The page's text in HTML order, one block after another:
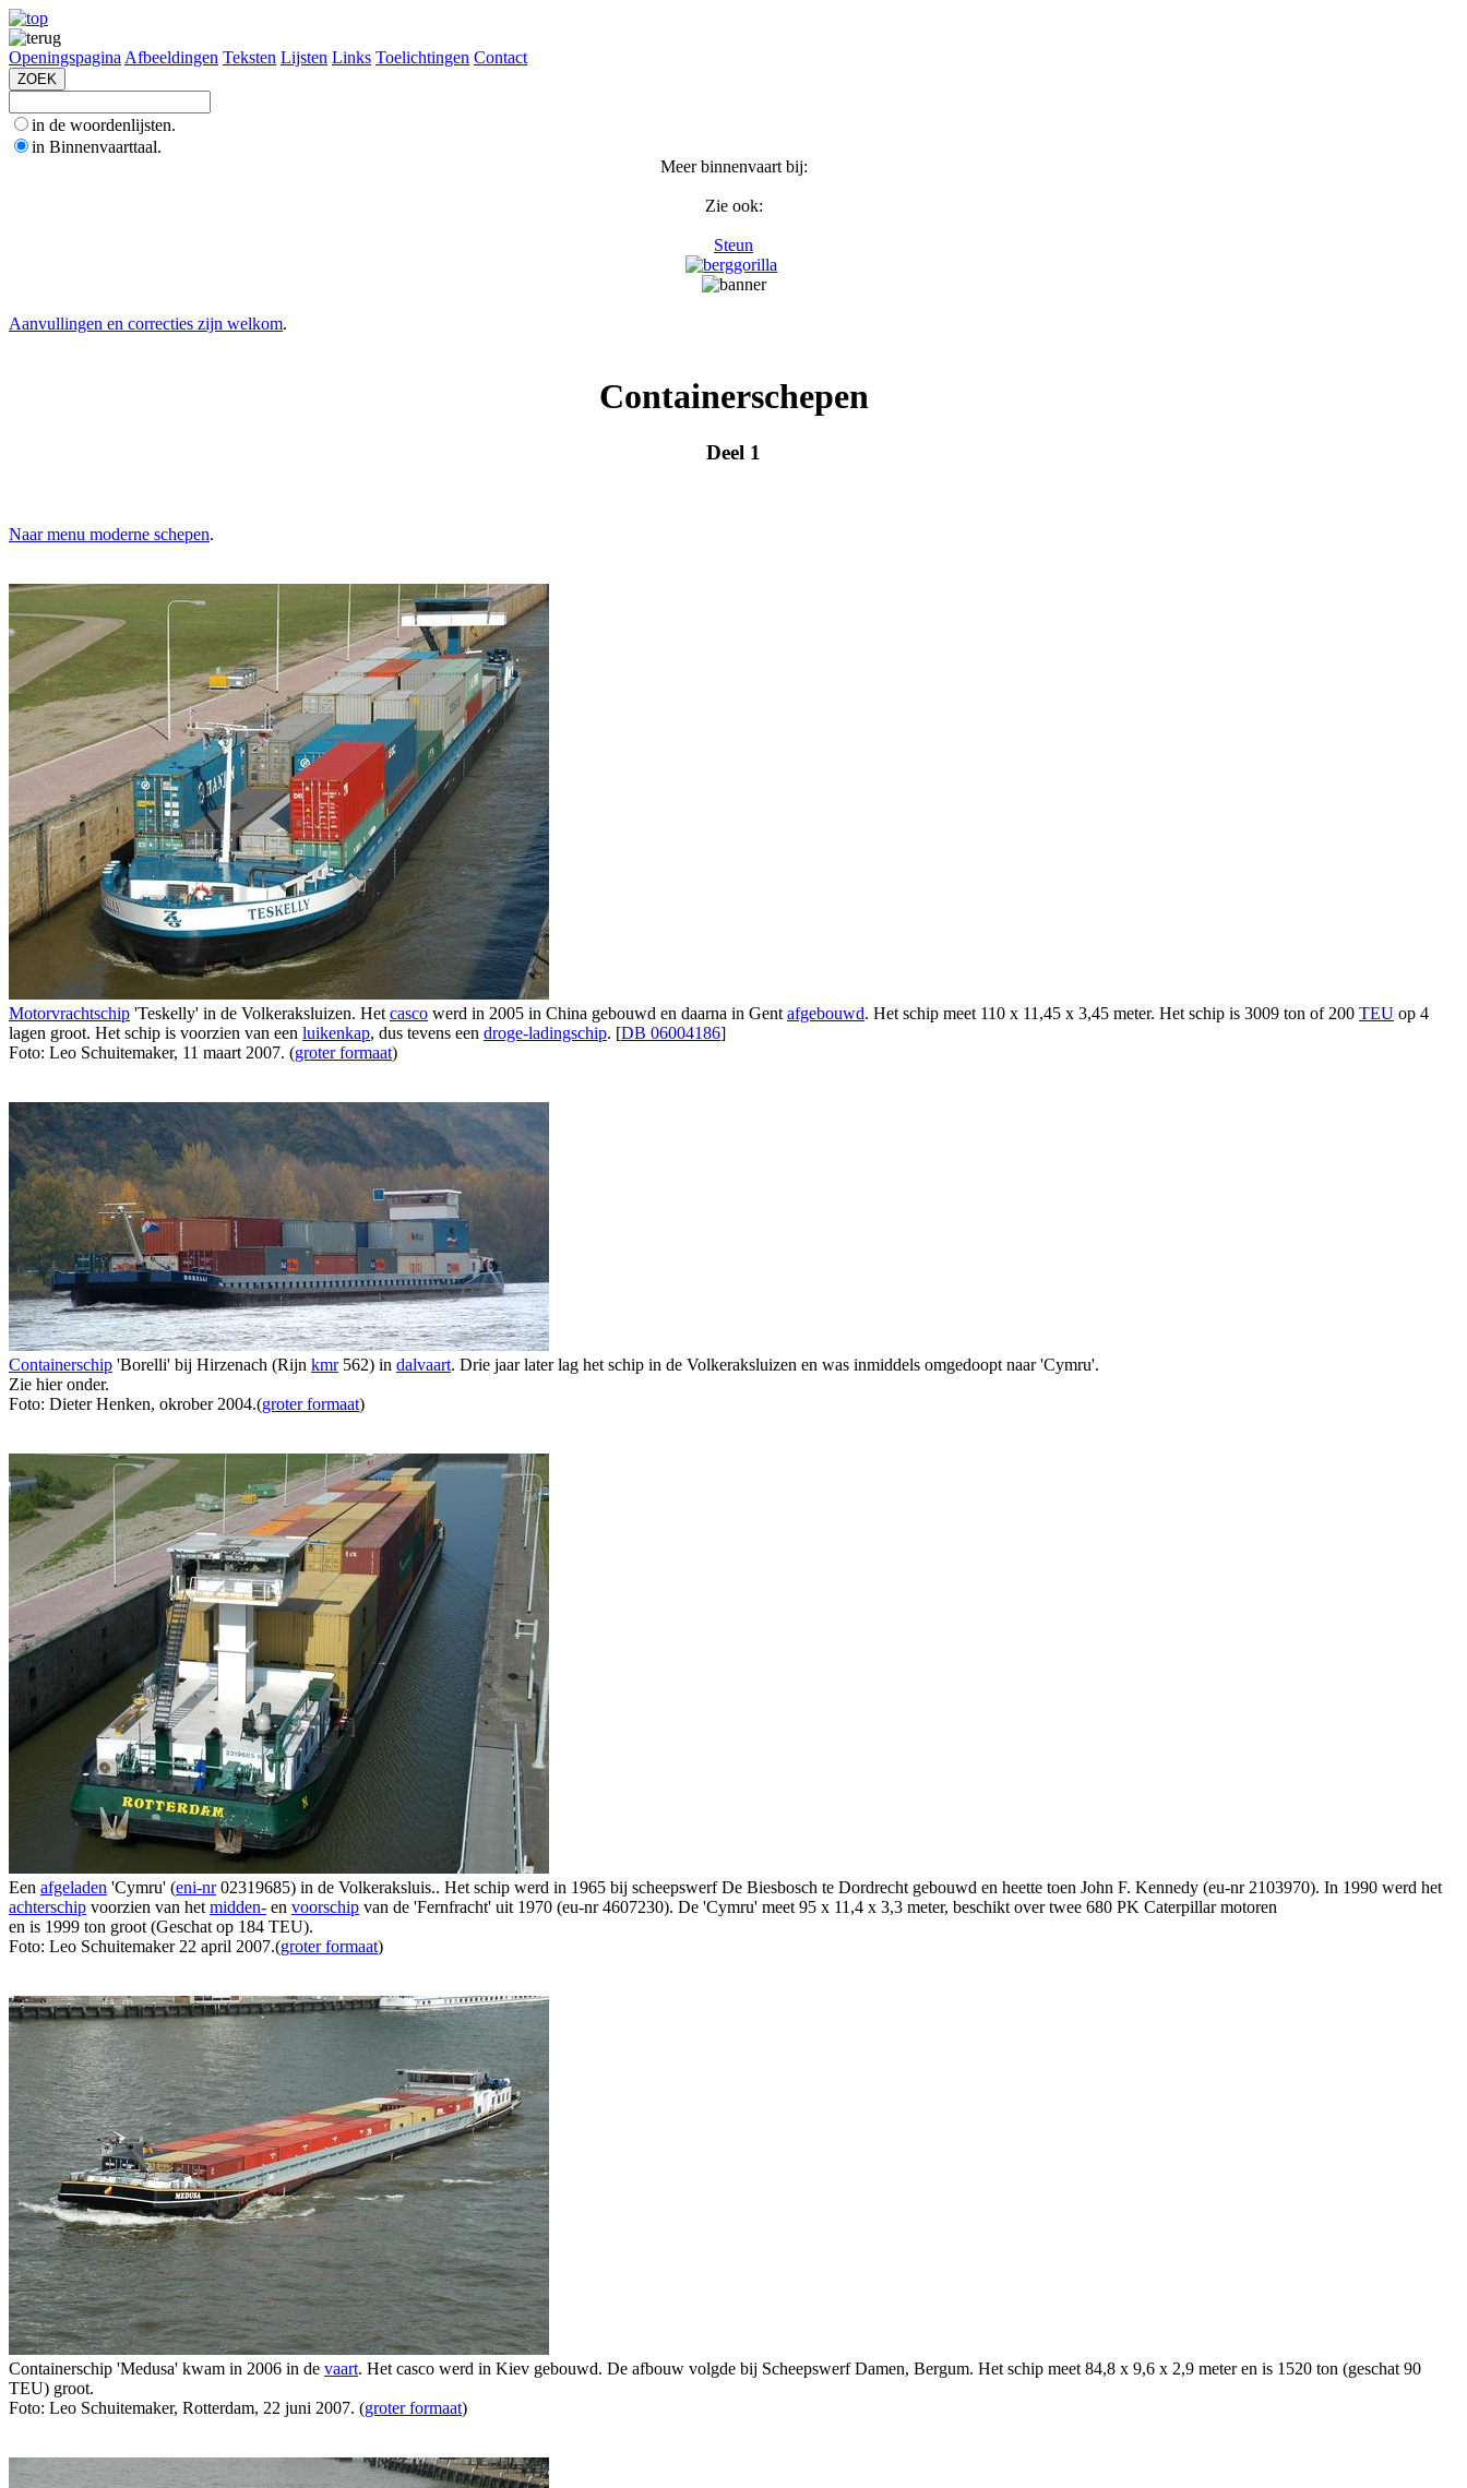
Openingspagina Afbeeldingen Teksten Lijsten Links Toelichtingen Contact
in de woordenlijsten.
in Binnenvaarttaal.
Meer binnenvaart bij:
Zie ook:
Steun
Aanvullingen en correcties zijn welkom.
Containerschepen
Deel 1
Naar menu moderne schepen.
Motorvrachtschip 'Teskelly' in de Volkeraksluizen. Het casco werd in 2005 in China gebouwd en daarna in Gent afgebouwd. Het schip meet 110 x 11,45 x 3,45 meter. Het schip is 3009 ton of 200 TEU op 4
lagen groot. Het schip is voorzien van een luikenkap, dus tevens een droge-ladingschip. [DB 06004186]
Foto: Leo Schuitemaker, 11 maart 2007. (groter formaat)
Containerschip 'Borelli' bij Hirzenach (Rijn kmr562) in dalvaart. Drie jaar later lag het schip in de Volkeraksluizen en was inmiddels omgedoopt naar 'Cymru'.
Zie hier onder.
Foto: Dieter Henken, okrober 2004.(groter formaat)
Een afgeladen 'Cymru' (eni-nr02319685) in de Volkeraksluis.. Het schip werd in 1965 bij scheepswerf De Biesbosch te Dordrecht gebouwd en heette toen John F. Kennedy (eu-nr 2103970). In 1990 werd het
achterschip voorzien van het midden- en voorschip van de 'Fernfracht' uit 1970 (eu-nr 4607230). De 'Cymru' meet 95 x 11,4 x 3,3 meter, beschikt over twee 680 PK Caterpillar motoren
en is 1999 ton groot (Geschat op 184 TEU).
Foto: Leo Schuitemaker 22 april 2007.(groter formaat)
Containerschip 'Medusa' kwam in 2006 in de vaart. Het casco werd in Kiev gebouwd. De afbouw volgde bij Scheepswerf Damen, Bergum. Het schip meet 84,8 x 9,6 x 2,9 meter en is 1520 ton (geschat 90
TEU) groot.
Foto: Leo Schuitemaker, Rotterdam, 22 juni 2007. (groter formaat)